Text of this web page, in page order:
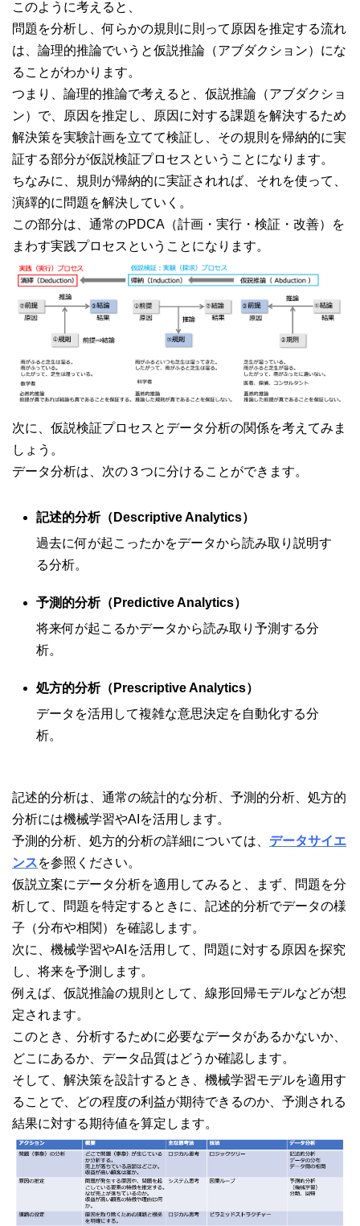
このように考えると、
問題を分析し、何らかの規則に則って原因を推定する流れ
は、論理的推論でいうと仮説推論（アブダクション）にな
ることがわかります。
つまり、論理的推論で考えると、仮説推論（アブダクショ
ン）で、原因を推定し、原因に対する課題を解決するため
解決策を実験計画を立てて検証し、その規則を帰納的に実
証する部分が仮説検証プロセスということになります。
ちなみに、規則が帰納的に実証されれば、それを使って、
演繹的に問題を解決していく。
この部分は、通常のPDCA（計画・実行・検証・改善）を
まわす実践プロセスということになります。
次に、仮説検証プロセスとデータ分析の関係を考えてみま
しょう。
データ分析は、次の３つに分けることができます。
記述的分析（Descriptive Analytics）
過去に何が起こったかをデータから読み取り説明す
る分析。
予測的分析（Predictive Analytics）
将来何が起こるかデータから読み取り予測する分
析。
処方的分析（Prescriptive Analytics）
データを活用して複雑な意思決定を自動化する分
析。
記述的分析は、通常の統計的な分析、予測的分析、処方的
分析には機械学習やAIを活用します。
予測的分析、処方的分析の詳細については、 データサイエ
ンスを参照ください。
仮説立案にデータ分析を適用してみると、まず、問題を分
析して、問題を特定するときに、記述的分析でデータの様
子（分布や相関）を確認します。
次に、機械学習やAIを活用して、問題に対する原因を探究
し、将来を予測します。
例えば、仮説推論の規則として、線形回帰モデルなどが想
定されます。
このとき、分析するために必要なデータがあるかないか、
どこにあるか、データ品質はどうか確認します。
そして、解決策を設計するとき、機械学習モデルを適用す
ることで、どの程度の利益が期待できるのか、予測される
結果に対する期待値を算定します。